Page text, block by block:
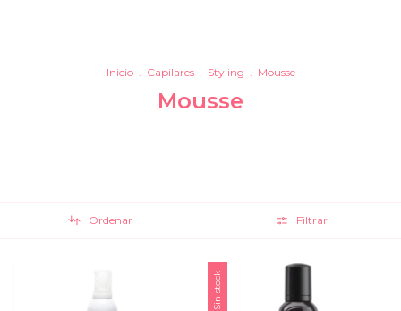
Inicio . Capilares . Styling . Mousse
Mousse
Ordenar Filtrar
Sin stock